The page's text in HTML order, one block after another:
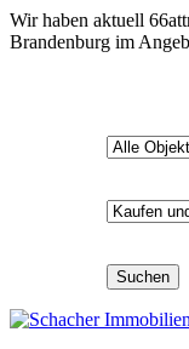
Wir haben aktuell 66
Brandenburg im
Suchen